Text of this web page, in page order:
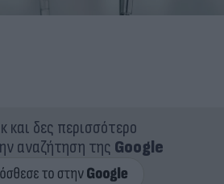
και δες περισσότερο
αναζήτηση της Google